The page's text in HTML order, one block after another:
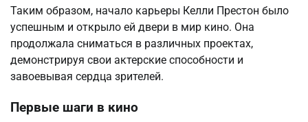
Таким образом, начало карьеры Келли Престон было
успешным и открыло ей двери в мир кино. Она
продолжала сниматься в различных проектах,
демонстрируя свои актерские способности и
завоевывая сердца зрителей.
Первые шаги в кино